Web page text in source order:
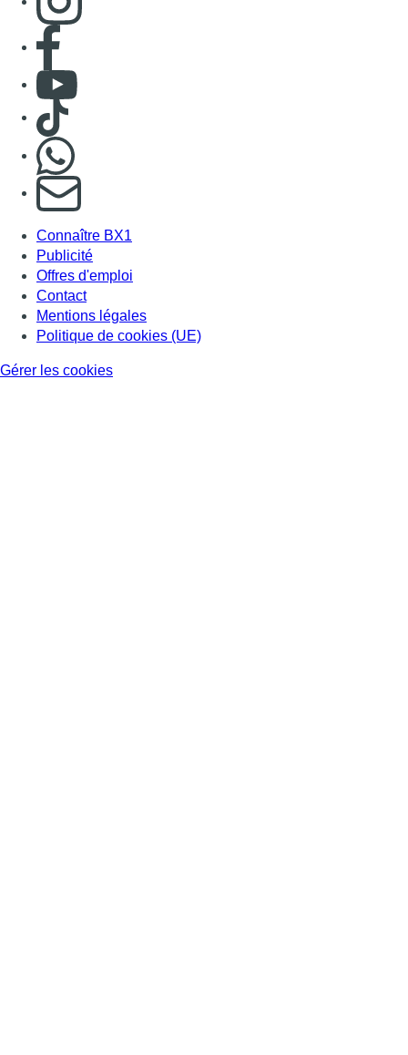
Consulter page Facebook
Consulter Youtube
Consulter TikTok
S'abonner à notre newsletter
Connaître BX1
Publicité
Offres d'emploi
Contact
Mentions légales
Politique de cookies (UE)
Gérer les cookies